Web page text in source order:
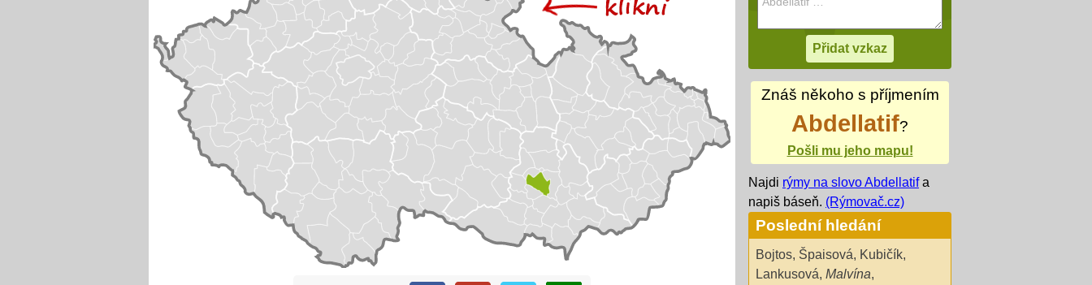
Znáš někoho s příjmením
Abdellatif?
Pošli mu jeho mapu!
Najdi rýmy na slovo Abdellatifa
napiš báseň. (Rýmovač.cz)
Poslední hledání
Bojtos, Špaisová, Kubičík,
Lankusová, Malvína,